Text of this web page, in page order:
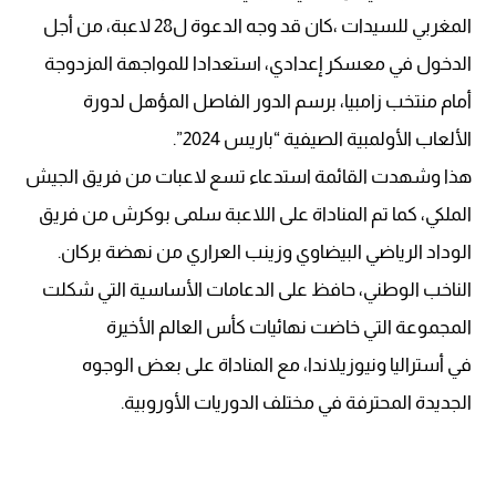
المغربي للسيدات ،كان قد وجه الدعوة ل28 لاعبة، من أجل
الدخول في معسكر إعدادي، استعدادا للمواجهة المزدوجة
أمام منتخب زامبيا، برسم الدور الفاصل المؤهل لدورة
الألعاب الأولمبية الصيفية “باريس 2024”.
هذا وشهدت القائمة استدعاء تسع لاعبات من فريق الجيش
الملكي، كما تم المناداة على اللاعبة سلمى بوكرش من فريق
الوداد الرياضي البيضاوي وزينب العراري من نهضة بركان.
الناخب الوطني، حافظ على الدعامات الأساسية التي شكلت
المجموعة التي خاضت نهائيات كأس العالم الأخيرة
في أستراليا ونيوزيلاندا، مع المناداة على بعض الوجوه
الجديدة المحترفة في مختلف الدوريات الأوروبية.